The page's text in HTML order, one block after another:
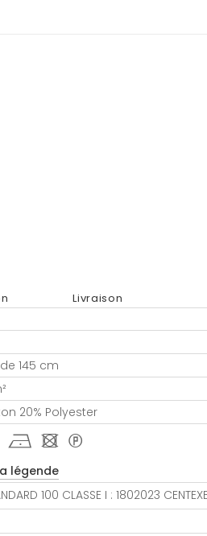
Livraison
145 cm
20% Polyester
h - *
légende
100 CLASSE I : 1802023